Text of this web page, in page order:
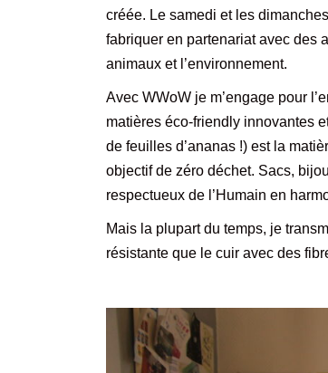
créée. Le samedi et les
fabriquer en partenariat avec des
animaux et l’environnement.
Avec WWoW je m’engage pour
matières éco-friendly innovantes
de feuilles d’ananas !) est la
objectif de zéro déchet. Sacs,
respectueux de l’Humain en
Mais la plupart du temps, je
résistante que le cuir avec des